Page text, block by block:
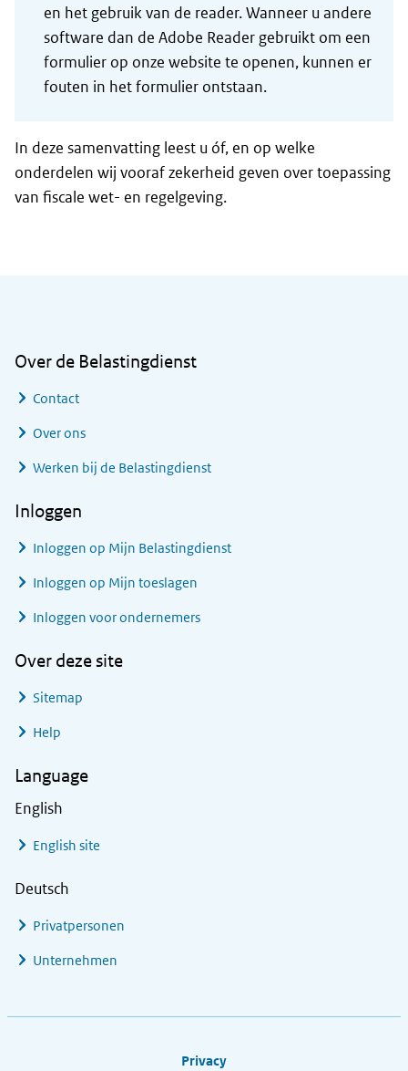
en het gebruik van de reader. Wanneer u andere
software dan de Adobe Reader gebruikt om een
formulier op onze website te openen, kunnen er
fouten in het formulier ontstaan.
In deze samenvatting leest u óf, en op welke
onderdelen wij vooraf zekerheid geven over toepassing
van fiscale wet- en regelgeving.
Over de Belastingdienst
Contact
Over ons
Werken bij de Belastingdienst
Inloggen
Inloggen op Mijn Belastingdienst
Inloggen op Mijn toeslagen
Inloggen voor ondernemers
Over deze site
Sitemap
Help
Language
English
English site
Deutsch
Privatpersonen
Unternehmen
Privacy